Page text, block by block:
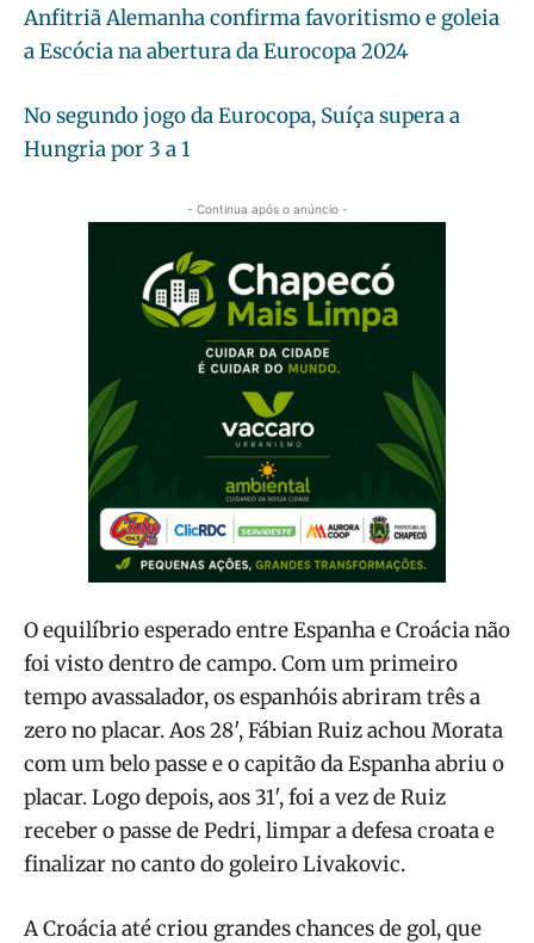
Anfitriã Alemanha confirma favoritismo e goleia
a Escócia na abertura da Eurocopa 2024
No segundo jogo da Eurocopa, Suíça supera a
Hungria por 3 a 1
- Continua após o anúncio -
O equilíbrio esperado entre Espanha e Croácia não
foi visto dentro de campo. Com um primeiro
tempo avassalador, os espanhóis abriram três a
zero no placar. Aos 28′, Fábian Ruiz achou Morata
com um belo passe e o capitão da Espanha abriu o
placar. Logo depois, aos 31′, foi a vez de Ruiz
receber o passe de Pedri, limpar a defesa croata e
finalizar no canto do goleiro Livakovic.
A Croácia até criou grandes chances de gol, que